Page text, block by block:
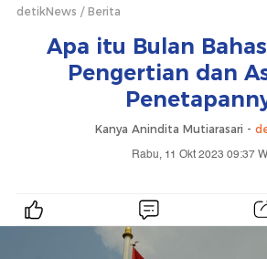
detikNews Berita
Apa itu Bulan
Pengertian dan
Kanya Anindita Mutiarasari -
Rabu, 11 Okt 2023 09:37